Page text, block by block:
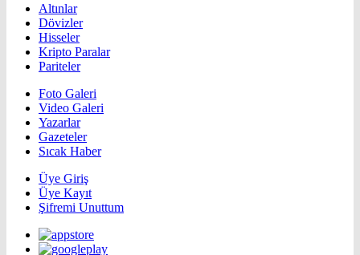
Altınlar
Dövizler
Hisseler
Kripto Paralar
Pariteler
Foto Galeri
Video Galeri
Yazarlar
Gazeteler
Sıcak Haber
Üye Giriş
Üye Kayıt
Şifremi Unuttum